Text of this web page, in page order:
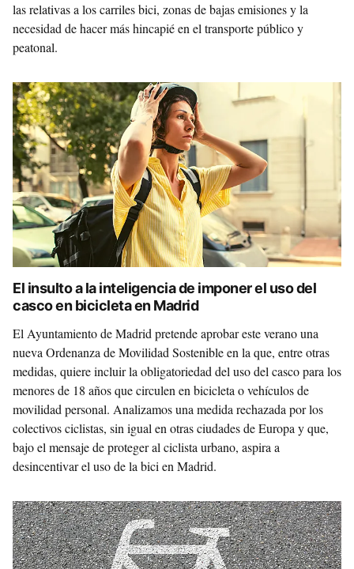
las relativas a los carriles bici, zonas de bajas emisiones y la
necesidad de hacer más hincapié en el transporte público y
peatonal.
El insulto a la inteligencia de imponer el uso del
casco en bicicleta en Madrid
El Ayuntamiento de Madrid pretende aprobar este verano una
nueva Ordenanza de Movilidad Sostenible en la que, entre otras
medidas, quiere incluir la obligatoriedad del uso del casco para los
menores de 18 años que circulen en bicicleta o vehículos de
movilidad personal. Analizamos una medida rechazada por los
colectivos ciclistas, sin igual en otras ciudades de Europa y que,
bajo el mensaje de proteger al ciclista urbano, aspira a
desincentivar el uso de la bici en Madrid.